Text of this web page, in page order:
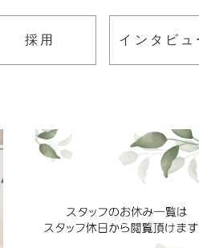
採用 インタビュ